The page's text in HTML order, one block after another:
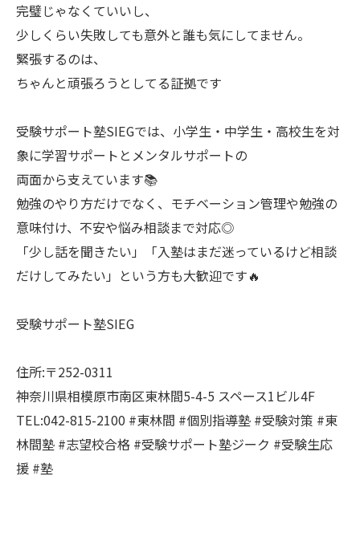
完璧じゃなくていいし、
少しくらい失敗しても意外と誰も気にしてません。
緊張するのは、
ちゃんと頑張ろうとしてる証拠です
受験サポート塾SIEGでは、小学生・中学生・高校生を対
象に学習サポートとメンタルサポートの
両面から支えています📚
勉強のやり方だけでなく、モチベーション管理や勉強の
意味付け、不安や悩み相談まで対応◎
「少し話を聞きたい」「入塾はまだ迷っているけど相談
だけしてみたい」という方も大歓迎です🔥
受験サポート塾SIEG
住所:〒252-0311
神奈川県相模原市南区東林間5-4-5 スペース1ビル4F
TEL:042-815-2100 #東林間 #個別指導塾 #受験対策 #東
林間塾 #志望校合格 #受験サポート塾ジーク #受験生応
援 #塾